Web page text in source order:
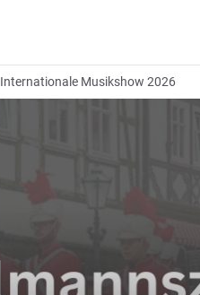
Internationale Musikshow 2026